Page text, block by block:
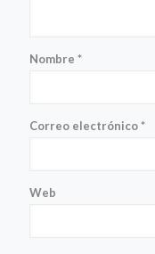
Nombre *
Correo electrónico*
Web